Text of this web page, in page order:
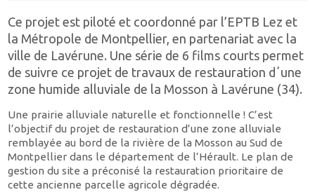
Ce projet est piloté et coordonné par l’EPTB Lez et
la Métropole de Montpellier, en partenariat avec la
ville de Lavérune. Une série de 6 films courts permet
de suivre ce projet de travaux de restauration dʼune
zone humide alluviale de la Mosson à Lavérune (34).
Une prairie alluviale naturelle et fonctionnelle ! C’est
l’objectif du projet de restauration d’une zone alluviale
remblayée au bord de la rivière de la Mosson au Sud de
Montpellier dans le département de l’Hérault. Le plan de
gestion du site a préconisé la restauration prioritaire de
cette ancienne parcelle agricole dégradée.